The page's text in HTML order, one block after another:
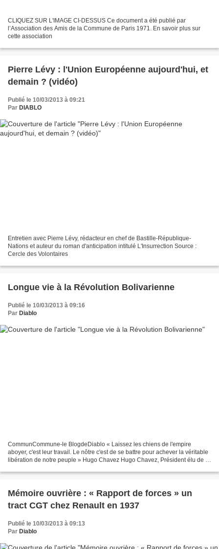
CLIQUEZ SUR L'IMAGE CI-DESSUS Ce document a été publié par
l’Association des Amis de la Commune de Paris 1971. En savoir plus sur
cette association
Pierre Lévy : l'Union Européenne aujourd'hui, et
demain ? (vidéo)
Publié le 10/03/2013 à 09:21
Par DIABLO
Entretien avec Pierre Lévy, rédacteur en chef de Bastille-République-
Nations et auteur du roman d'anticipation intitulé L'Insurrection Source :
Cercle des Volontaires
Longue vie à la Révolution Bolivarienne
Publié le 10/03/2013 à 09:16
Par Diablo
CommunCommune-le BlogdeDiablo « Laissez les chiens de l'empire
aboyer, c'est leur travail. Le nôtre c'est de se battre pour achever la véritable
libération de notre peuple » Hugo Chavez Hugo Chavez, Président élu de la
Mémoire ouvrière : « Rapport de forces » un
tract CGT chez Renault en 1937
Publié le 10/03/2013 à 09:13
Par Diablo